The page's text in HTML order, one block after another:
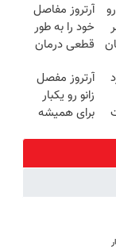
سبک و مقاوم |
پرداخت قسطی
آرتروز مفاصل
خود را به طور
قطعی درمان
◗پرسش‌نامه◖
آرتروز مفصل
زانو رو یکبار
برای همیشه